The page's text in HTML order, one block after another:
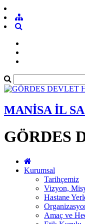
MANİSA İL
GÖRDES
Kurumsal
Tarihçemiz
Vizyon,
Hastane
Amaç ve